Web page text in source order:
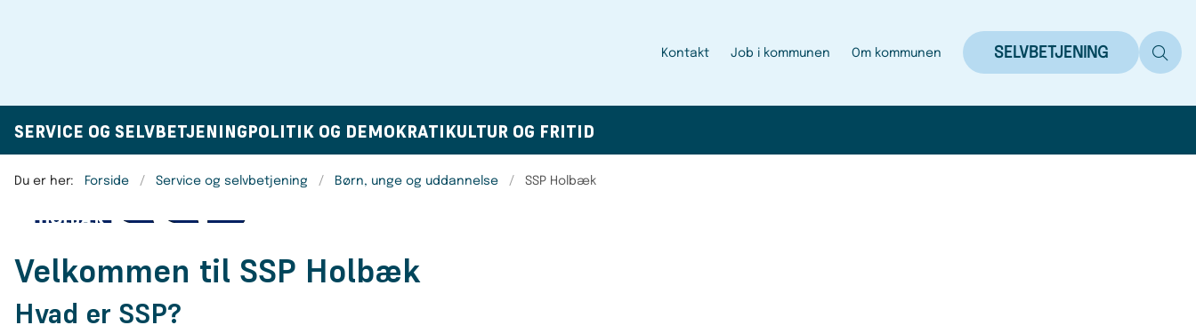
Kontakt Job i kommunen Om kommunen SELVBETJENING
SERVICE OG SELVBETJENINGPOLITIK OG DEMOKRATIKULTUR OG FRITID
Du er her: Forside Service og selvbetjening Børn, unge og uddannelse SSP Holbæk
Velkommen til SSP Holbæk
Hvad er SSP?